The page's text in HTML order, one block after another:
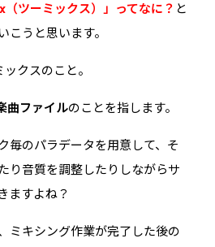
ツーミックス）」ってなに？ と
こうと思います。
クスのこと。
曲ファイルのことを指します。
毎のパラデータを用意して、そ
り音質を調整したりしながらサ
ますよね？
ミキシング作業が完了した後の